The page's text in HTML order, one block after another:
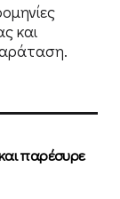
και
παρέσυρε